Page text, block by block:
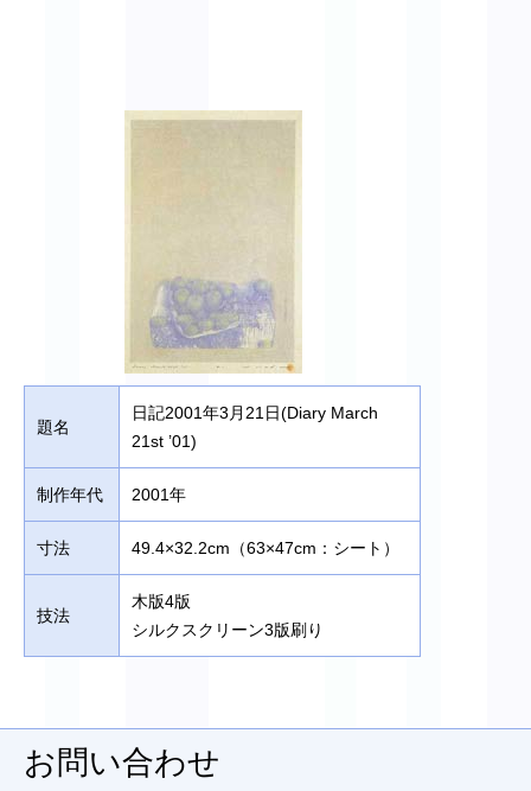
題名
日記2001年3月21日(Diary March
21st ’01)
制作年代 2001年
寸法 49.4×32.2cm（63×47cm：シート）
技法
木版4版
シルクスクリーン3版刷り
お問い合わせ